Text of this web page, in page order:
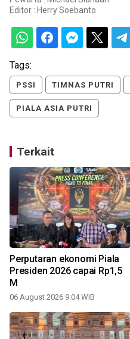
Editor : Herry Soebanto
Tags:
PSSI TIMNAS PUTRI
PIALA ASIA PUTRI
Terkait
Perputaran ekonomi Piala
Presiden 2026 capai Rp1,5
M
06 August 2026 9:04 WIB